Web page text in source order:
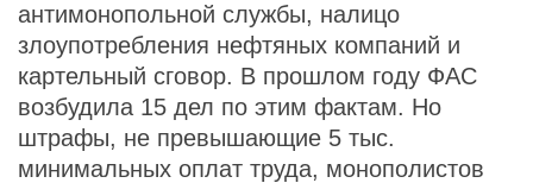
антимонопольной службы, налицо
злоупотребления нефтяных компаний и
картельный сговор. В прошлом году ФАС
возбудила 15 дел по этим фактам. Но
штрафы, не превышающие 5 тыс.
минимальных оплат труда, монополистов